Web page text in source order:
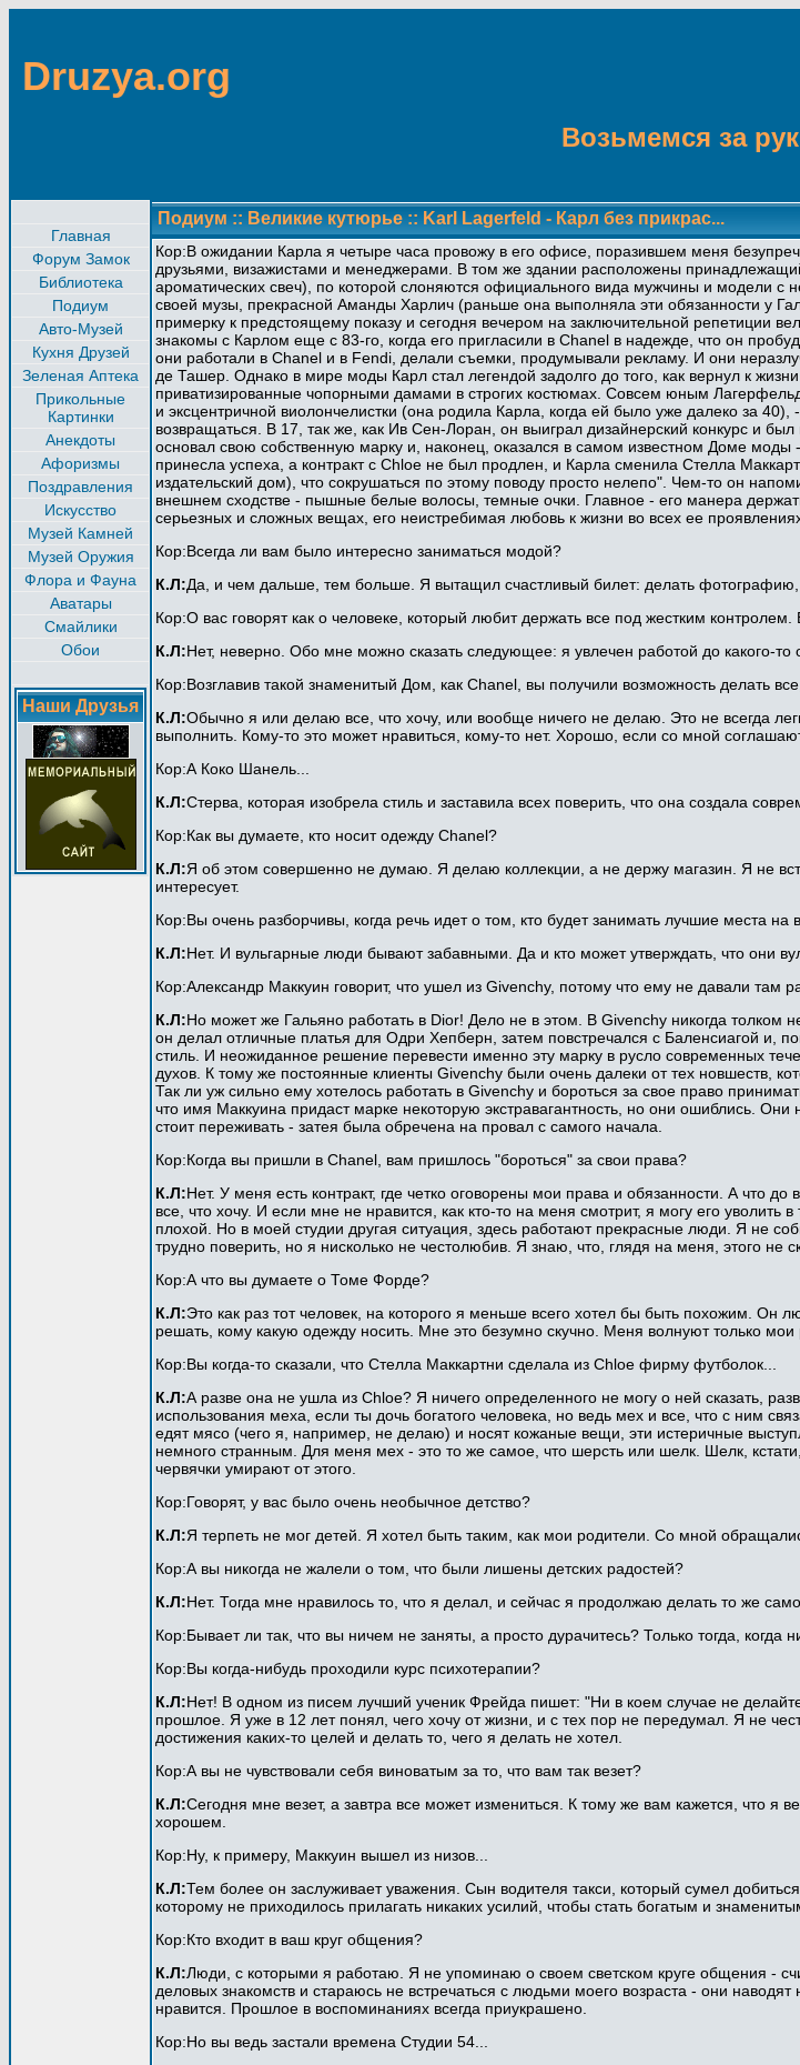
Druzya.org
Возьмемся за
Главная
Форум Замок
Библиотека
Подиум
Авто-Музей
Кухня Друзей
Зеленая Аптека
Прикольные
Картинки
Анекдоты
Афоризмы
Поздравления
Искусство
Музей Камней
Музей Оружия
Флора и Фауна
Аватары
Смайлики
Обои
Наши Друзья
Подиум :: Великие кутюрье :: Karl Lagerfeld - Карл без прикрас...
Кор:В ожидании Карла я четыре часа провожу в его офисе, поразившем меня
друзьями, визажистами и менеджерами. В том же здании расположены
ароматических свеч), по которой слоняются официального вида мужчины и модели с
своей музы, прекрасной Аманды Харлич (раньше она выполняла эти обязанности у
примерку к предстоящему показу и сегодня вечером на заключительной репетиции
знакомы с Карлом еще с 83-го, когда его пригласили в Chanel в надежде, что он
они работали в Chanel и в Fendi, делали съемки, продумывали рекламу. И они
де Ташер. Однако в мире моды Карл стал легендой задолго до того, как вернул к
приватизированные чопорными дамами в строгих костюмах. Совсем юным
и эксцентричной виолончелистки (она родила Карла, когда ей было уже далеко за
возвращаться. В 17, так же, как Ив Сен-Лоран, он выиграл дизайнерский конкурс и
основал свою собственную марку и, наконец, оказался в самом известном Доме моды
принесла успеха, а контракт с Chloe не был продлен, и Карла сменила Стелла
издательский дом), что сокрушаться по этому поводу просто нелепо". Чем-то он
внешнем сходстве - пышные белые волосы, темные очки. Главное - его манера
серьезных и сложных вещах, его неистребимая любовь к жизни во всех ее
Кор:Всегда ли вам было интересно заниматься модой?
К.Л:Да, и чем дальше, тем больше. Я вытащил счастливый билет: делать фотографию,
Кор:О вас говорят как о человеке, который любит держать все под жестким контролем.
К.Л:Нет, неверно. Обо мне можно сказать следующее: я увлечен работой до какого-
Кор:Возглавив такой знаменитый Дом, как Chanel, вы получили возможность делать
К.Л:Обычно я или делаю все, что хочу, или вообще ничего не делаю. Это не всегда
выполнить. Кому-то это может нравиться, кому-то нет. Хорошо, если со мной
Кор:А Коко Шанель...
К.Л:Стерва, которая изобрела стиль и заставила всех поверить, что она создала
Кор:Как вы думаете, кто носит одежду Chanel?
К.Л:Я об этом совершенно не думаю. Я делаю коллекции, а не держу магазин. Я не
интересует.
Кор:Вы очень разборчивы, когда речь идет о том, кто будет занимать лучшие места на
К.Л:Нет. И вульгарные люди бывают забавными. Да и кто может утверждать, что они
Кор:Александр Маккуин говорит, что ушел из Givenchy, потому что ему не давали там
К.Л:Но может же Гальяно работать в Dior! Дело не в этом. В Givenchy никогда
он делал отличные платья для Одри Хепберн, затем повстречался с Баленсиагой и,
стиль. И неожиданное решение перевести именно эту марку в русло современных
духов. К тому же постоянные клиенты Givenchy были очень далеки от тех новшеств,
Так ли уж сильно ему хотелось работать в Givenchy и бороться за свое право
что имя Маккуина придаст марке некоторую экстравагантность, но они ошиблись.
стоит переживать - затея была обречена на провал с самого начала.
Кор:Когда вы пришли в Chanel, вам пришлось "бороться" за свои права?
К.Л:Нет. У меня есть контракт, где четко оговорены мои права и обязанности. А что
все, что хочу. И если мне не нравится, как кто-то на меня смотрит, я могу его
плохой. Но в моей студии другая ситуация, здесь работают прекрасные люди. Я не
трудно поверить, но я нисколько не честолюбив. Я знаю, что, глядя на меня, этого
Кор:А что вы думаете о Томе Форде?
К.Л:Это как раз тот человек, на которого я меньше всего хотел бы быть похожим.
решать, кому какую одежду носить. Мне это безумно скучно. Меня волнуют только
Кор:Вы когда-то сказали, что Стелла Маккартни сделала из Chloe фирму футболок...
К.Л:А разве она не ушла из Chloe? Я ничего определенного не могу о ней сказать,
использования меха, если ты дочь богатого человека, но ведь мех и все, что с ним
едят мясо (чего я, например, не делаю) и носят кожаные вещи, эти истеричные
немного странным. Для меня мех - это то же самое, что шерсть или шелк. Шелк,
червячки умирают от этого.
Кор:Говорят, у вас было очень необычное детство?
К.Л:Я терпеть не мог детей. Я хотел быть таким, как мои родители. Со мной
Кор:А вы никогда не жалели о том, что были лишены детских радостей?
К.Л:Нет. Тогда мне нравилось то, что я делал, и сейчас я продолжаю делать то же
Кор:Бывает ли так, что вы ничем не заняты, а просто дурачитесь? Только тогда, когда
Кор:Вы когда-нибудь проходили курс психотерапии?
К.Л:Нет! В одном из писем лучший ученик Фрейда пишет: "Ни в коем случае не
прошлое. Я уже в 12 лет понял, чего хочу от жизни, и с тех пор не передумал. Я не
достижения каких-то целей и делать то, чего я делать не хотел.
Кор:А вы не чувствовали себя виноватым за то, что вам так везет?
К.Л:Сегодня мне везет, а завтра все может измениться. К тому же вам кажется, что я
хорошем.
Кор:Ну, к примеру, Маккуин вышел из низов...
К.Л:Тем более он заслуживает уважения. Сын водителя такси, который сумел
которому не приходилось прилагать никаких усилий, чтобы стать богатым и
Кор:Кто входит в ваш круг общения?
К.Л:Люди, с которыми я работаю. Я не упоминаю о своем светском круге общения -
деловых знакомств и стараюсь не встречаться с людьми моего возраста - они
нравится. Прошлое в воспоминаниях всегда приукрашено.
Кор:Но вы ведь застали времена Студии 54...